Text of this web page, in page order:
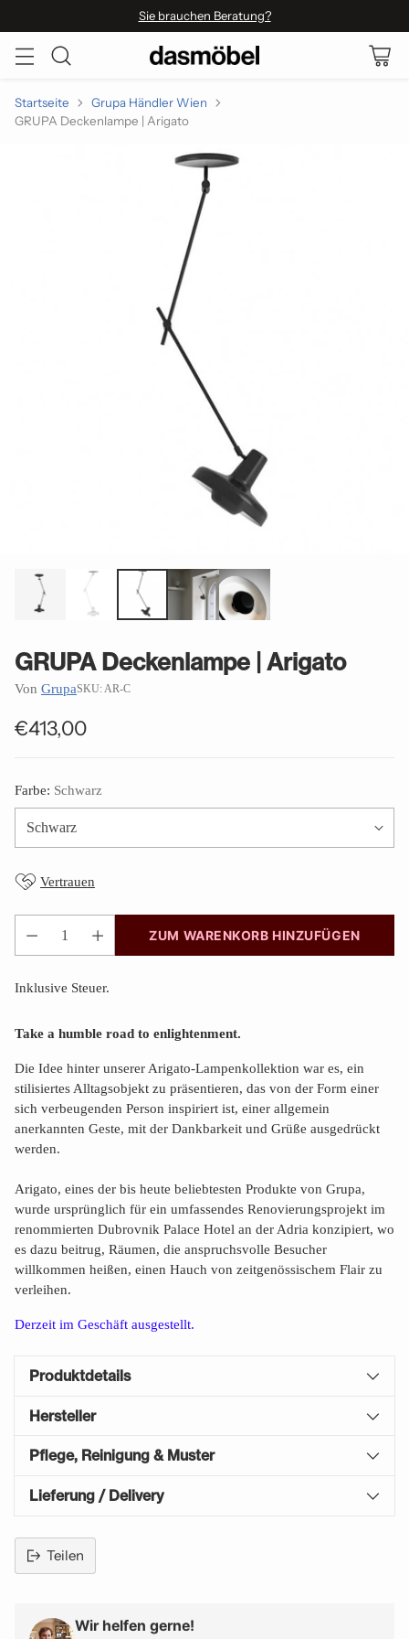
Sie brauchen Beratung?
Startseite
Grupa Händler Wien
GRUPA Deckenlampe | Arigato
GRUPA Deckenlampe | Arigato
Von GrupaSKU: AR-C
Normaler
€413,00
Farbe: Schwarz
Vertrauen
Anzahl
ZUM WARENKORB HINZUFÜGEN
Inklusive Steuer.
Take a humble road to enlightenment.
Die Idee hinter unserer Arigato-Lampenkollektion war es, ein
stilisiertes Alltagsobjekt zu präsentieren, das von der Form einer
sich verbeugenden Person inspiriert ist, einer allgemein
anerkannten Geste, mit der Dankbarkeit und Grüße ausgedrückt
werden.
Arigato, eines der bis heute beliebtesten Produkte von Grupa,
wurde ursprünglich für ein umfassendes Renovierungsprojekt im
renommierten Dubrovnik Palace Hotel an der Adria konzipiert, wo
es dazu beitrug, Räumen, die anspruchsvolle Besucher
willkommen heißen, einen Hauch von zeitgenössischem Flair zu
verleihen.
Derzeit im Geschäft ausgestellt.
Produktdetails
Hersteller
Pflege, Reinigung & Muster
Lieferung / Delivery
Teilen
den
Wir helfen gerne!